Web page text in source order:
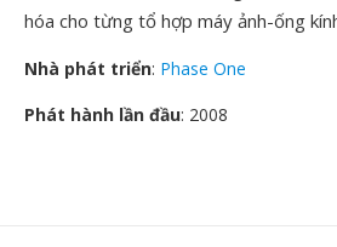
hóa cho từng tổ hợp máy ảnh-ống
Nhà phát triển: Phase One
Phát hành lần đầu: 2008